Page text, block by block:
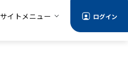
サイトメニュー ログイン